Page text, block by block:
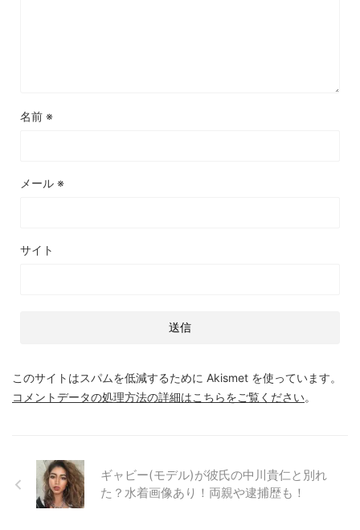
名前 ※
メール ※
サイト
このサイトはスパムを低減するために Akismet を使っています。
コメントデータの処理方法の詳細はこちらをご覧ください。
ギャビー(モデル)が彼氏の中川貴仁と別れ
た？水着画像あり！両親や逮捕歴も！